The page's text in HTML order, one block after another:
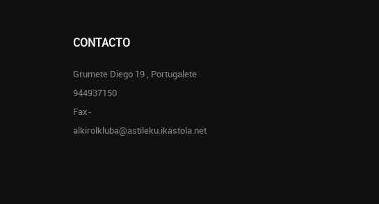
CONTACTO
Grumete Diego 19 , Portugalete
944937150
Fax-
alkirolkluba@astileku.ikastola.net